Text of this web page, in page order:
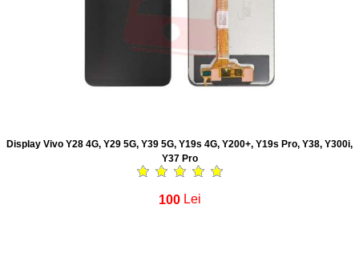
Display Vivo Y28 4G, Y29 5G, Y39 5G, Y19s 4G, Y200+, Y19s Pro, Y38, Y300i,
Y37 Pro
100 Lei